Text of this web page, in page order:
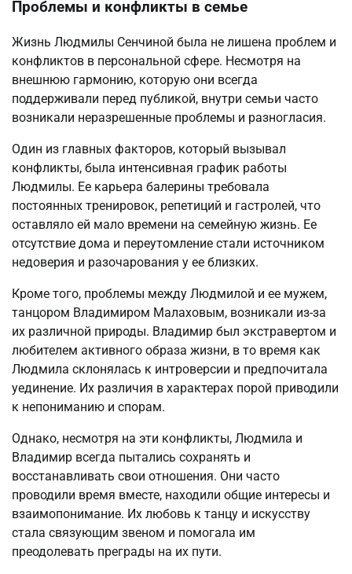
Проблемы и конфликты в семье
Жизнь Людмилы Сенчиной была не лишена проблем и
конфликтов в персональной сфере. Несмотря на
внешнюю гармонию, которую они всегда
поддерживали перед публикой, внутри семьи часто
возникали неразрешенные проблемы и разногласия.
Один из главных факторов, который вызывал
конфликты, была интенсивная график работы
Людмилы. Ее карьера балерины требовала
постоянных тренировок, репетиций и гастролей, что
оставляло ей мало времени на семейную жизнь. Ее
отсутствие дома и переутомление стали источником
недоверия и разочарования у ее близких.
Кроме того, проблемы между Людмилой и ее мужем,
танцором Владимиром Малаховым, возникали из-за
их различной природы. Владимир был экстравертом и
любителем активного образа жизни, в то время как
Людмила склонялась к интроверсии и предпочитала
уединение. Их различия в характерах порой приводили
к непониманию и спорам.
Однако, несмотря на эти конфликты, Людмила и
Владимир всегда пытались сохранять и
восстанавливать свои отношения. Они часто
проводили время вместе, находили общие интересы и
взаимопонимание. Их любовь к танцу и искусству
стала связующим звеном и помогала им
преодолевать преграды на их пути.